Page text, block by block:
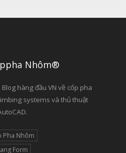
Nhôm®
hàng đầu VN về cốp pha
systems và thủ thuật
Pha Nhôm
Form